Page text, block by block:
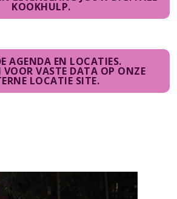
KOOKHULP.
AGENDA EN LOCATIES.
VOOR VASTE DATA OP ONZE
LOCATIE SITE.